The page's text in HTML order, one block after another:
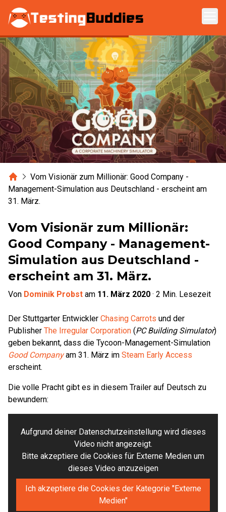
Zum Hauptinhalt springen
HomeVom Visionär zum Millionär: Good Company -
Management-Simulation aus Deutschland - erscheint am
31. März.
Vom Visionär zum Millionär:
Good Company - Management-
Simulation aus Deutschland -
erscheint am 31. März.
Von Dominik Probst am 11. März 2020 · 2 Min. Lesezeit
Der Stuttgarter Entwickler Chasing Carrots und der
Publisher The Irregular Corporation (PC Building Simulator)
geben bekannt, dass die Tycoon-Management-Simulation
Good Companyam 31. März im Steam Early Access
erscheint.
Die volle Pracht gibt es in diesem Trailer auf Deutsch zu
bewundern:
Aufgrund deiner Datenschutzeinstellung wird dieses
Video nicht angezeigt.
Bitte akzeptiere die Cookies für Externe Medien um
dieses Video anzuzeigen
Ich akzeptiere die Cookies der Kategorie "Externe
Medien"